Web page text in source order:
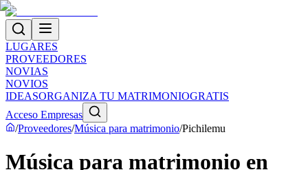
LUGARES
PROVEEDORES
NOVIAS
NOVIOS
IDEASORGANIZA TU MATRIMONIOGRATIS
Acceso Empresas
/Proveedores/Música para matrimonio/Pichilemu
Música para matrimonio en